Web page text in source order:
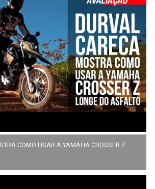
COMO USAR A YAMAHA CROSSER Z